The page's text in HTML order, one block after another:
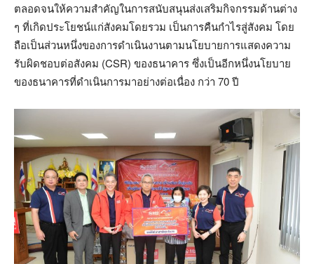
ตลอดจนให้ความสำคัญในการสนับสนุนส่งเสริมกิจกรรมด้านต่าง
ๆ ที่เกิดประโยชน์แก่สังคมโดยรวม เป็นการคืนกำไรสู่สังคม โดย
ถือเป็นส่วนหนึ่งของการดำเนินงานตามนโยบายการแสดงความ
รับผิดชอบต่อสังคม (CSR) ของธนาคาร ซึ่งเป็นอีกหนึ่งนโยบาย
ของธนาคารที่ดำเนินการมาอย่างต่อเนื่อง กว่า 70 ปี